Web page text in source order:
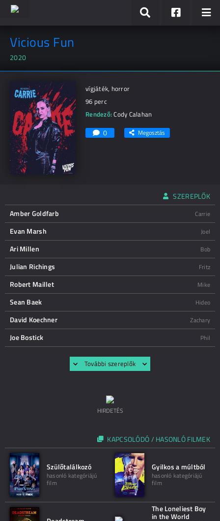
Vicious Fun
2020
vígjáték, horror
96 perc
Rendező:Cody Calahan
0 Megosztás
SZEREPLŐK
Amber Goldfarb
Carrie
Evan Marsh Joel
Ari Millen Bob
Julian Richings Fritz
Robert Maillet Mike
Sean Baek Hideo
David Koechner Zachary
Joe Bostick Phil
További szereplők
HIRDETÉS
KAPCSOLÓDÓ / HASONLÓ FILMEK
Szülőtalálkozó
hasonló kategóriájú
film
Gyilkos a múltból
hasonló kategóriájú
film
The Loneliest Boy
in the World